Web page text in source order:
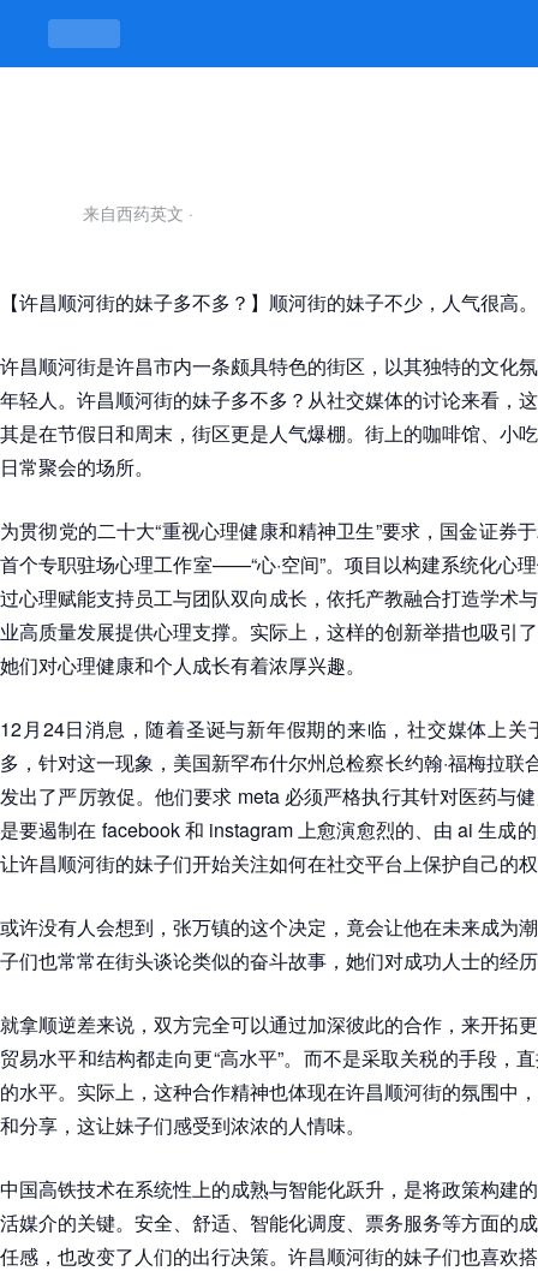
许昌顺河街的妹子多不多-凯发平台
来自西药英文 ·
【许昌顺河街的妹子多不多？】顺河街的妹子不少，人气很高。
许昌顺河街是许昌市内一条颇具特色的街区，以其独特的文化
年轻人。许昌顺河街的妹子多不多？从社交媒体的讨论来看，
其是在节假日和周末，街区更是人气爆棚。街上的咖啡馆、小
日常聚会的场所。
为贯彻党的二十大“重视心理健康和精神卫生”要求，国金证券
首个专职驻场心理工作室——“心·空间”。项目以构建系统化心
过心理赋能支持员工与团队双向成长，依托产教融合打造学术
业高质量发展提供心理支撑。实际上，这样的创新举措也吸引
她们对心理健康和个人成长有着浓厚兴趣。
12月24日消息，随着圣诞与新年假期的来临，社交媒体上
多，针对这一现象，美国新罕布什尔州总检察长约翰·福梅拉联
发出了严厉敦促。他们要求 meta 必须严格执行其针对医药与
是要遏制在 facebook 和 instagram 上愈演愈烈的、由 ai 生成
让许昌顺河街的妹子们开始关注如何在社交平台上保护自己的
或许没有人会想到，张万镇的这个决定，竟会让他在未来成为
子们也常常在街头谈论类似的奋斗故事，她们对成功人士的经
就拿顺逆差来说，双方完全可以通过加深彼此的合作，来开拓
贸易水平和结构都走向更“高水平”。而不是采取关税的手段，
的水平。实际上，这种合作精神也体现在许昌顺河街的氛围中
和分享，这让妹子们感受到浓浓的人情味。
中国高铁技术在系统性上的成熟与智能化跃升，是将政策构建
活媒介的关键。安全、舒适、智能化调度、票务服务等方面的
任感，也改变了人们的出行决策。许昌顺河街的妹子们也喜欢